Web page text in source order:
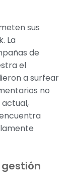
sus
La
de
el
a surfear
no